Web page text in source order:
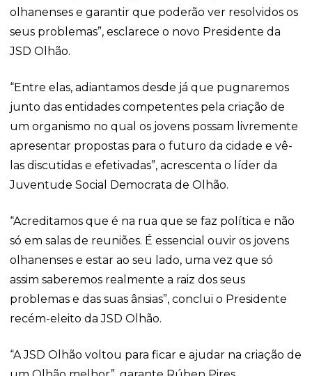
olhanenses e garantir que poderão ver resolvidos os
seus problemas”, esclarece o novo Presidente da
JSD Olhão.
“Entre elas, adiantamos desde já que pugnaremos
junto das entidades competentes pela criação de
um organismo no qual os jovens possam livremente
apresentar propostas para o futuro da cidade e vê-
las discutidas e efetivadas”, acrescenta o líder da
Juventude Social Democrata de Olhão.
“Acreditamos que é na rua que se faz política e não
só em salas de reuniões. É essencial ouvir os jovens
olhanenses e estar ao seu lado, uma vez que só
assim saberemos realmente a raiz dos seus
problemas e das suas ânsias”, conclui o Presidente
recém-eleito da JSD Olhão.
“A JSD Olhão voltou para ficar e ajudar na criação de